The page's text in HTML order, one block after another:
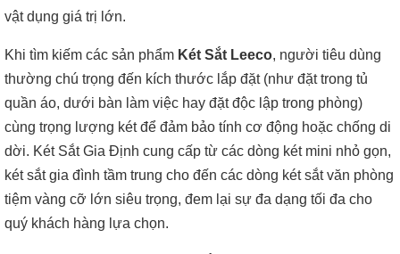
vật dụng giá trị lớn.
Khi tìm kiếm các sản phẩm Két Sắt Leeco, người tiêu dùng
thường chú trọng đến kích thước lắp đặt (như đặt trong tủ
quần áo, dưới bàn làm việc hay đặt độc lập trong phòng)
cùng trọng lượng két để đảm bảo tính cơ động hoặc chống di
dời. Két Sắt Gia Định cung cấp từ các dòng két mini nhỏ gọn,
két sắt gia đình tầm trung cho đến các dòng két sắt văn phòng
tiệm vàng cỡ lớn siêu trọng, đem lại sự đa dạng tối đa cho
quý khách hàng lựa chọn.